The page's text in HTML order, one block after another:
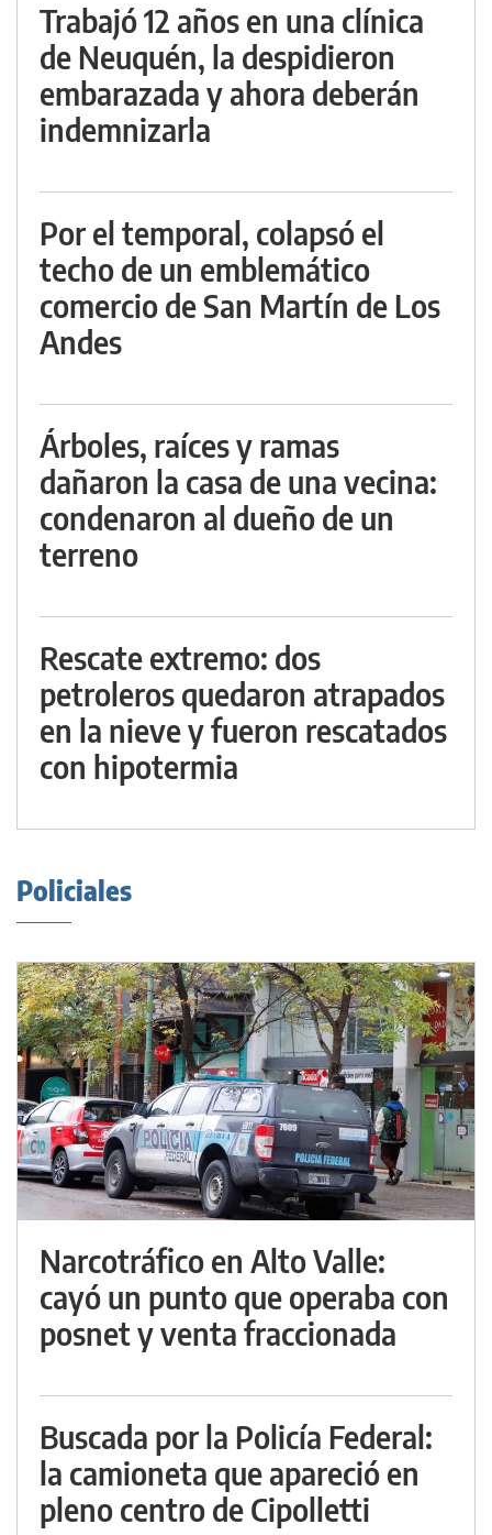
Trabajó 12 años en una clínica
de Neuquén, la despidieron
embarazada y ahora deberán
indemnizarla
Por el temporal, colapsó el
techo de un emblemático
comercio de San Martín de Los
Andes
Árboles, raíces y ramas
dañaron la casa de una vecina:
condenaron al dueño de un
terreno
Rescate extremo: dos
petroleros quedaron atrapados
en la nieve y fueron rescatados
con hipotermia
Policiales
Narcotráfico en Alto Valle:
cayó un punto que operaba con
posnet y venta fraccionada
Buscada por la Policía Federal:
la camioneta que apareció en
pleno centro de Cipolletti